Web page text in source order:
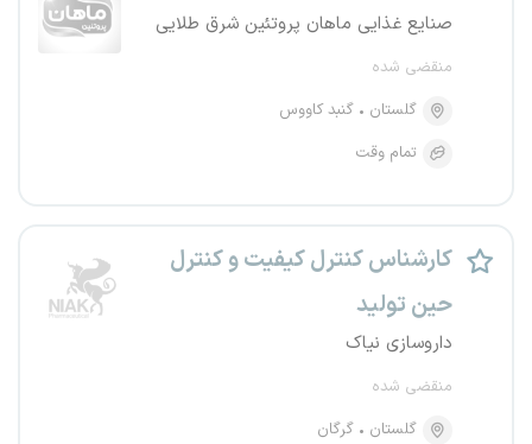
صنایع غذایی ماهان پروتئین شرق طلایی
منقضی شده
گلستان
گنبد کاووس
تمام وقت
کارشناس کنترل کیفیت و کنترل
حین تولید
داروسازی نیاک
منقضی شده
گلستان
گرگان